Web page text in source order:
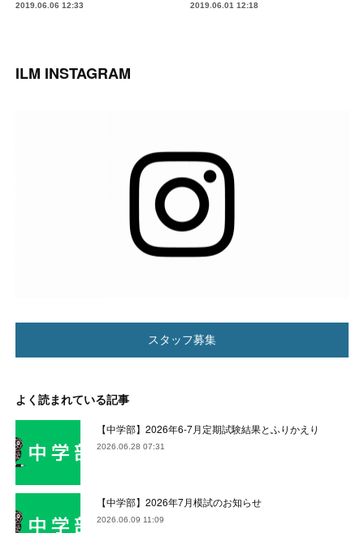
2019.06.06 12:33 2019.06.01 12:18
ILM INSTAGRAM
スタッフ募集
よく読まれている記事
【中学部】2026年6-7月定期試験結果とふりかえり
2026.06.28 07:31
【中学部】2026年7月模試のお知らせ
2026.06.09 11:09